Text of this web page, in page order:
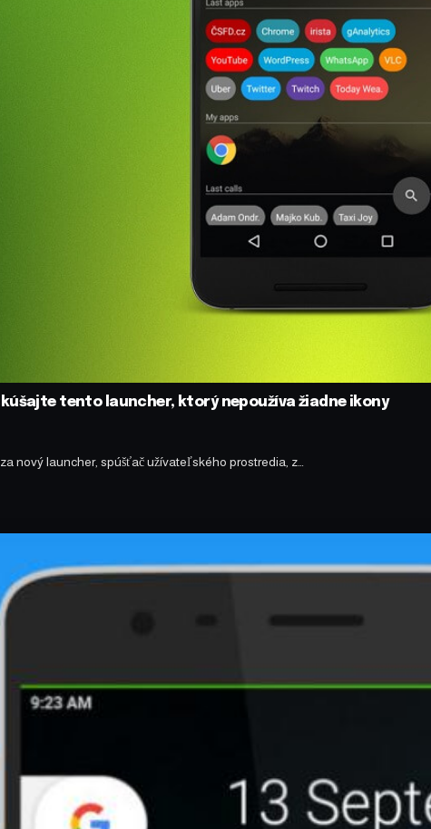
tento launcher, ktorý nepoužíva žiadne ikony
nový launcher, spúšťač užívateľského prostredia, z…